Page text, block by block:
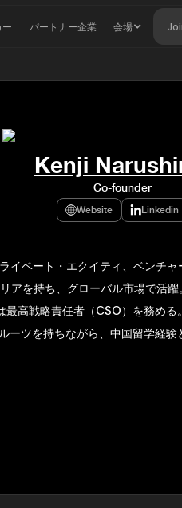
ー パートナー企業 会場
Kenji
Co-founder
Website Linkedin
イベート・エクイティ、ベンチ
アを持ち、グローバル市場で活
高戦略責任者（CSO）を務め
ーツを持ちながら、中国留学経